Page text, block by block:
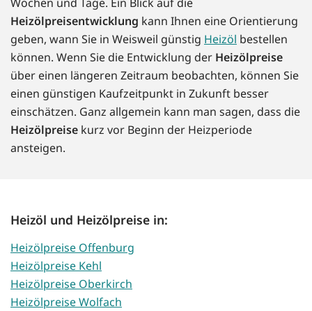
Heizölpreisentwicklung kann Ihnen eine Orientierung
geben, wann Sie in Weisweil günstig Heizöl bestellen
können. Wenn Sie die Entwicklung der Heizölpreise
über einen längeren Zeitraum beobachten, können Sie
einen günstigen Kaufzeitpunkt in Zukunft besser
einschätzen. Ganz allgemein kann man sagen, dass die
Heizölpreise kurz vor Beginn der Heizperiode
ansteigen.
Heizöl und Heizölpreise in:
Heizölpreise Offenburg
Heizölpreise Kehl
Heizölpreise Oberkirch
Heizölpreise Wolfach